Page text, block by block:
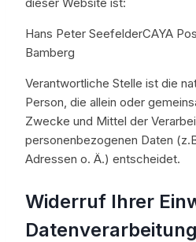
Hans Peter SeefelderCAYA
Bamberg
Verantwortliche Stelle ist die
Person, die allein oder
Zwecke und Mittel der
personenbezogenen Daten
Adressen o. Ä.) entscheidet.
Widerruf Ihrer
Datenverarbeitung